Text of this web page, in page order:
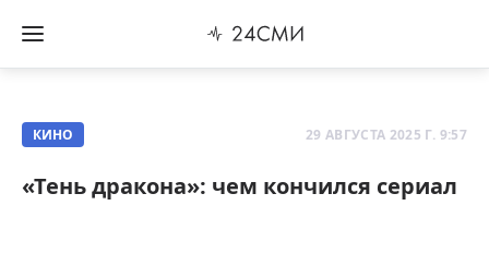
КИНО 29 АВГУСТА 2025 Г. 9:57
«Тень дракона»: чем кончился сериал